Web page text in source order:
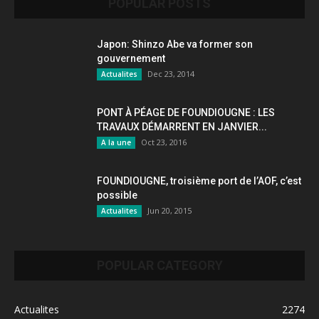
Japon: Shinzo Abe va former son
gouvernement
Actualites Dec 23, 2014
PONT À PÉAGE DE FOUNDIOUGNE : LES
TRAVAUX DÉMARRENT EN JANVIER...
A la une Oct 23, 2016
FOUNDIOUGNE, troisième port de l’AOF, c’est
possible
Actualites Jun 20, 2015
Actualites
2274